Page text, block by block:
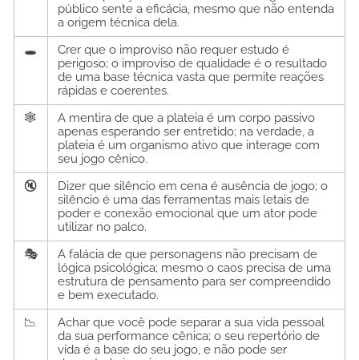
público sente a eficácia, mesmo que não entenda
a origem técnica dela.
🕳️
Crer que o improviso não requer estudo é
perigoso; o improviso de qualidade é o resultado
de uma base técnica vasta que permite reações
rápidas e coerentes.
🕸️
A mentira de que a plateia é um corpo passivo
apenas esperando ser entretido; na verdade, a
plateia é um organismo ativo que interage com
seu jogo cênico.
🔇
Dizer que silêncio em cena é ausência de jogo; o
silêncio é uma das ferramentas mais letais de
poder e conexão emocional que um ator pode
utilizar no palco.
🎭
A falácia de que personagens não precisam de
lógica psicológica; mesmo o caos precisa de uma
estrutura de pensamento para ser compreendido
e bem executado.
📉
Achar que você pode separar a sua vida pessoal
da sua performance cênica; o seu repertório de
vida é a base do seu jogo, e não pode ser